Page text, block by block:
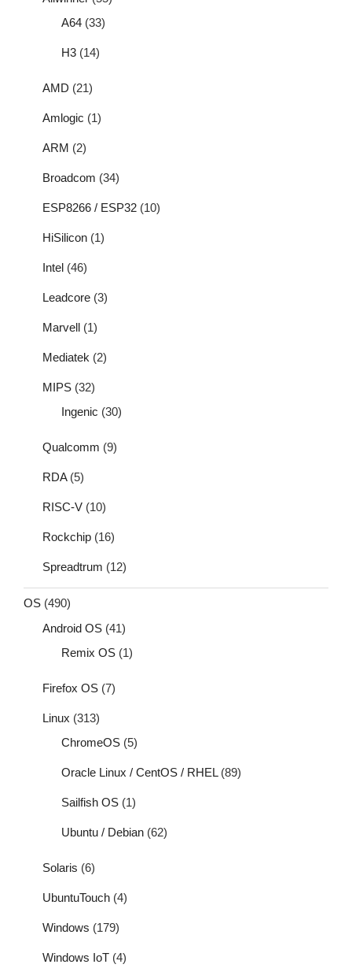
A64 (33)
H3 (14)
AMD (21)
Amlogic (1)
ARM (2)
Broadcom (34)
ESP8266 / ESP32 (10)
HiSilicon (1)
Intel (46)
Leadcore (3)
Marvell (1)
Mediatek (2)
MIPS (32)
Ingenic (30)
Qualcomm (9)
RDA(5)
RISC-V (10)
Rockchip (16)
Spreadtrum (12)
OS (490)
Android OS (41)
Remix OS (1)
Firefox OS (7)
Linux (313)
ChromeOS (5)
Oracle Linux / CentOS / RHEL(89)
Sailfish OS (1)
Ubuntu / Debian (62)
Solaris (6)
UbuntuTouch (4)
Windows (179)
Windows IoT (4)